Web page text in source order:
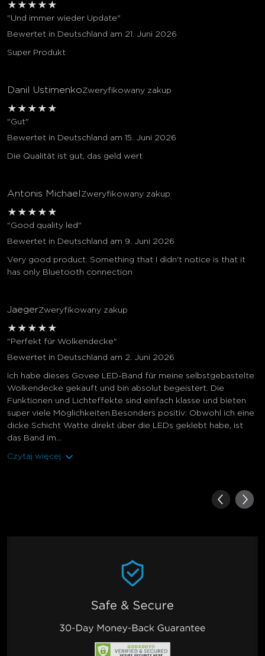
★ ★ ★ ★ ★
"Und immer wieder Update"
Bewertet in Deutschland am 21. Juni 2026
Super Produkt
Danil UstimenkoZweryfikowany zakup
★ ★ ★ ★ ★
"Gut"
Bewertet in Deutschland am 15. Juni 2026
Die Qualität ist gut, das geld wert
Antonis Michael Zweryfikowany zakup
★ ★ ★ ★ ★
"Good quality led"
Bewertet in Deutschland am 9. Juni 2026
Very good product. Something that I didn't notice is that it
has only Bluetooth connection
JaegerZweryfikowany zakup
★ ★ ★ ★ ★
"Perfekt für Wolkendecke"
Bewertet in Deutschland am 2. Juni 2026
Ich habe dieses Govee LED-Band für meine selbstgebastelte
Wolkendecke gekauft und bin absolut begeistert. Die
Funktionen und Lichteffekte sind einfach klasse und bieten
super viele Möglichkeiten.Besonders positiv: Obwohl ich eine
dicke Schicht Watte direkt über die LEDs geklebt habe, ist
das Band im...
Czytaj więcej